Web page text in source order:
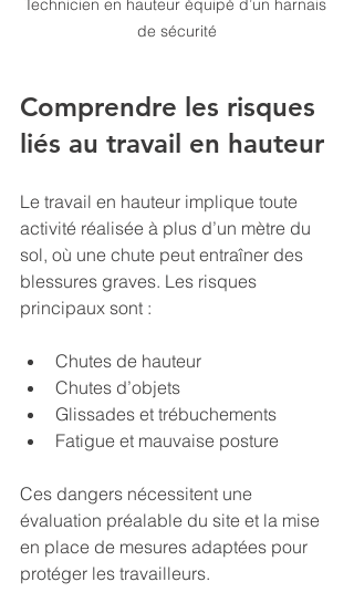
Technicien en hauteur équipé d’un harnais
de sécurité
Comprendre les risques
liés au travail en hauteur
Le travail en hauteur implique toute
activité réalisée à plus d’un mètre du
sol, où une chute peut entraîner des
blessures graves. Les risques
principaux sont :
Chutes de hauteur
Chutes d’objets
Glissades et trébuchements
Fatigue et mauvaise posture
Ces dangers nécessitent une
évaluation préalable du site et la mise
en place de mesures adaptées pour
protéger les travailleurs.